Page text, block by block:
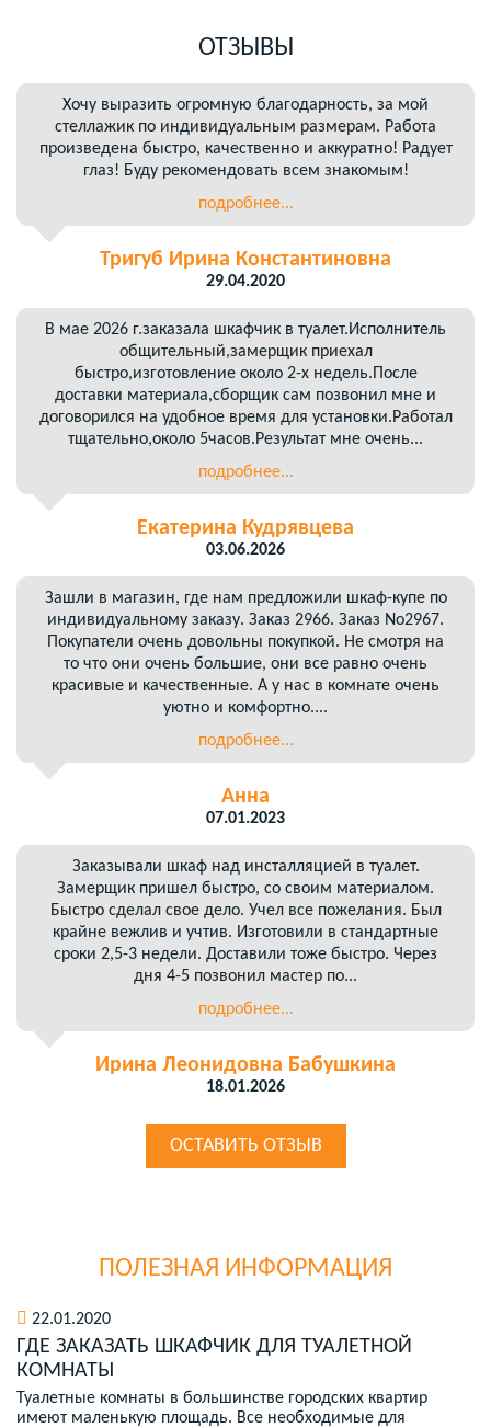
ОТЗЫВЫ
Хочу выразить огромную благодарность, за мой
стеллажик по индивидуальным размерам. Работа
произведена быстро, качественно и аккуратно! Радует
глаз! Буду рекомендовать всем знакомым!
подробнее...
Тригуб Ирина Константиновна
29.04.2020
В мае 2026 г.заказала шкафчик в туалет.Исполнитель
общительный,замерщик приехал
быстро,изготовление около 2-х недель.После
доставки материала,сборщик сам позвонил мне и
договорился на удобное время для установки.Работал
тщательно,около 5часов.Результат мне очень...
подробнее...
Екатерина Кудрявцева
03.06.2026
Зашли в магазин, где нам предложили шкаф-купе по
индивидуальному заказу. Заказ 2966. Заказ No2967.
Покупатели очень довольны покупкой. Не смотря на
то что они очень большие, они все равно очень
красивые и качественные. А у нас в комнате очень
уютно и комфортно....
подробнее...
Анна
07.01.2023
Заказывали шкаф над инсталляцией в туалет.
Замерщик пришел быстро, со своим материалом.
Быстро сделал свое дело. Учел все пожелания. Был
крайне вежлив и учтив. Изготовили в стандартные
сроки 2,5-3 недели. Доставили тоже быстро. Через
дня 4-5 позвонил мастер по...
подробнее...
Ирина Леонидовна Бабушкина
18.01.2026
ОСТАВИТЬ ОТЗЫВ
ПОЛЕЗНАЯ ИНФОРМАЦИЯ
22.01.2020
ГДЕ ЗАКАЗАТЬ ШКАФЧИК ДЛЯ ТУАЛЕТНОЙ
КОМНАТЫ
Туалетные комнаты в большинстве городских квартир
имеют маленькую площадь. Все необходимые для